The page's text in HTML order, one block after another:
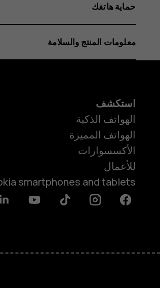
حماية هاتفك
معلومات المنتج والسلامة
استكشف
الهواتف الذكية
الهواتف المميزة
الأكسسوارات
للأعمال
smartphones and tablets
Facebook
Instagram
Tiktok
Youtube